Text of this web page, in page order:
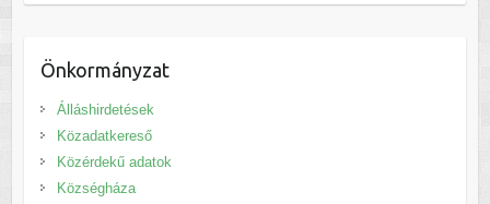
Önkormányzat
Álláshirdetések
Közadatkereső
Közérdekű adatok
Községháza